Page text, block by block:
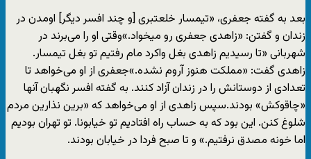
بعد به گفته جعفری، «تیمسار خلعتبری [و چند افسر دیگر] اومدن در
زندان و گفتن: «زاهدی جعفری رو میخواد.»وقتی او را می‌برند در
شهربانی «تا رسیدیم زاهدی بغل واکرد مام رفتیم تو بغل تیمسار.
زاهدی گفت: «مملکت هنوز آروم نشده.»جعفری از او می‌خواهد تا
تعدادی از دوستانش را در زندان آزاد کنند. به گفته افسر نگهبان آنها
«چاقوکش» بودند.سپس زاهدی از او می‌خواهد که «برین نذارین مردم
شلوغ کنن. این بود که به حساب راه افتادیم تو خیابونا. تو تهران بودیم
اما خونه مصدق نرفتیم.» و تا صبح فردا در خیابان بودند.